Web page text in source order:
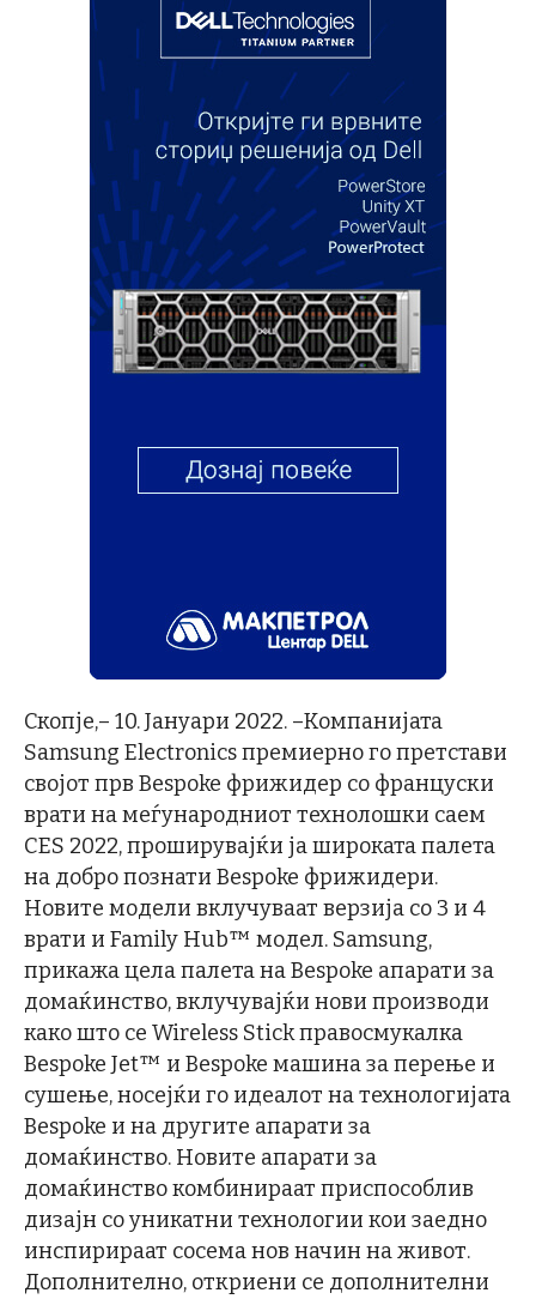
Скопје,– 10. Јануари 2022. –Компанијата
Samsung Electronics премиерно го претстави
својот прв Bespoke фрижидер со француски
врати на меѓународниот технолошки саем
CES 2022, проширувајќи ја широката палета
на добро познати Bespoke фрижидери.
Новите модели вклучуваат верзија со 3 и 4
врати и Family Hub™ модел. Samsung,
прикажа цела палета на Bespoke апарати за
домаќинство, вклучувајќи нови производи
како што се Wireless Stick правосмукалка
Bespoke Jet™ и Bespoke машина за перење и
сушење, носејќи го идеалот на технологијата
Bespoke и на другите апарати за
домаќинство. Новите апарати за
домаќинство комбинираат приспособлив
дизајн со уникатни технологии кои заедно
инспирираат сосема нов начин на живот.
Дополнително, откриени се дополнителни